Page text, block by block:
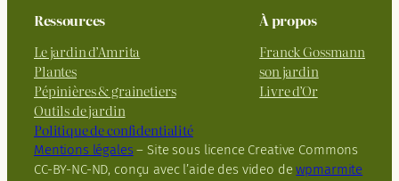
Ressources
Le jardin d’Amrita
Plantes
Pépinières & grainetiers
Outils de jardin
À propos
Franck Gossmann
son jardin
Livre d’Or
Politique de confidentialité
Mentions légales– Site sous licence Creative Commons
CC-BY-NC-ND, conçu avec l’aide des video dewpmarmite